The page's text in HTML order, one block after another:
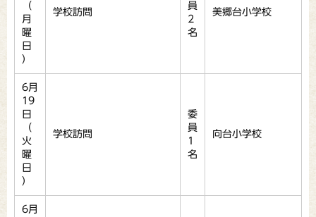
（
月
曜
日
）
学校訪問
員
2
名
美郷台小学校
6月
19
日
（
火
曜
日
）
学校訪問
委
員
1
名
向台小学校
6月